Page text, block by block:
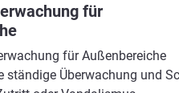
für
für Außenbereiche
ständige Überwachung und